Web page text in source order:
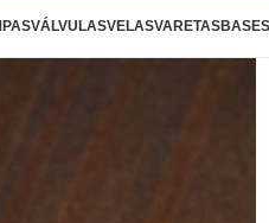
VÁLVULASVELASVARETASBASES